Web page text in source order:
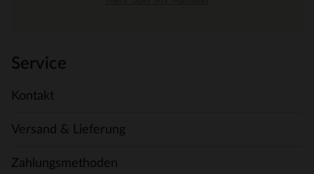
Service
Kontakt
Versand & Lieferung
Zahlungsmethoden